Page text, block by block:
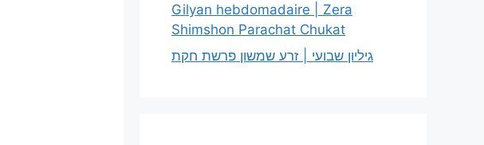
Gilyan hebdomadaire | Zera
Shimshon Parachat Chukat
גיליון שבועי | זרע שמשון פרשת חקת